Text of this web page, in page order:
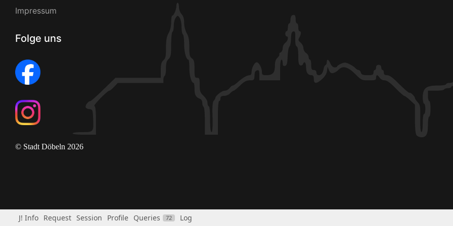
Impressum
Folge uns
© Stadt Döbeln 2026
J! Info Request Session Profile Queries 72 Log